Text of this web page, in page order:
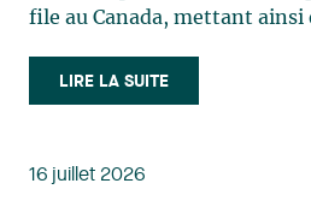
file au Canada, mettant ainsi
le domaine du droit des
Belle-Isle est associée au
principalement sur le droit
LIRE LA SUITE
16 juillet 2026